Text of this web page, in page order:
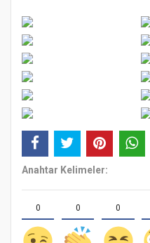
Anahtar Kelimeler:
0 0 0